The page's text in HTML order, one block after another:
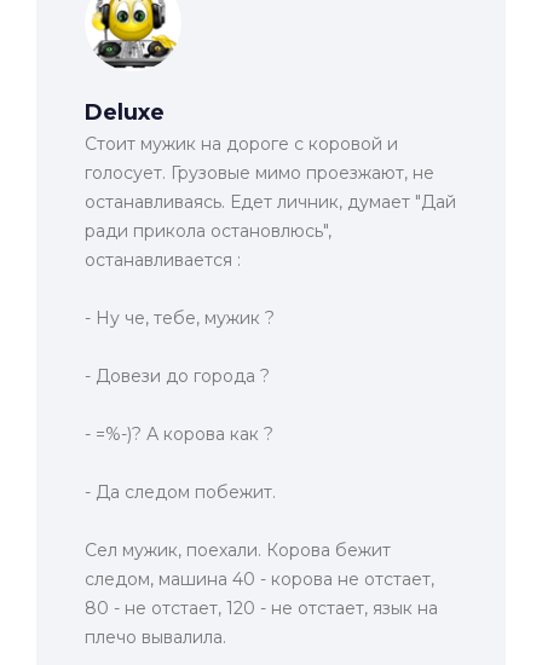
Deluxe
Стоит мужик на дороге с коровой и
голосует. Грузовые мимо проезжают, не
останавливаясь. Едет личник, думает "Дай
ради прикола остановлюсь",
останавливается :
- Hу че, тебе, мужик ?
- Довези до города ?
- =%-)? А корова как ?
- Да следом побежит.
Сел мужик, поехали. Корова бежит
следом, машина 40 - корова не отстает,
80 - не отстает, 120 - не отстает, язык на
плечо вывалила.